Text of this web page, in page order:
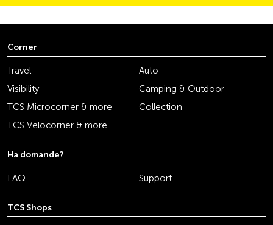
Corner
Travel
Auto
Visibility
Camping & Outdoor
TCS Microcorner & more
Collection
TCS Velocorner & more
Ha domande?
FAQ Support
TCS Shops